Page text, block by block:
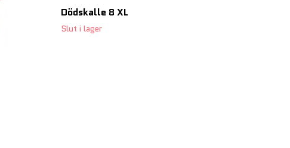
Dödskalle 8 XL
Slut i lager